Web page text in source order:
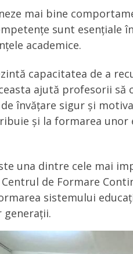
mai bine
sunt esențiale
academice.
capacitatea de a
ajută profesorii să
învățare sigur și
și la formarea unor
una dintre cele mai
de Formare
sistemului